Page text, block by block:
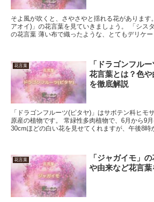
そよ風が吹くと、さやさやと揺れる花があります
アオイ)」の花言葉を見ていきましょう。 「シス
の花言葉 薄い布で織ったような、とてもデリケ
花言葉
「ドラゴンフル
花言葉とは？色
を徹底解説
「ドラゴンフルーツ(ピタヤ)」はサボテン科ヒモ
原産の植物です。 常緑性多肉植物で、6月から9
30cmほどの白い花を見せてくれますが、午後8時
花言葉
「ジャガイモ」
や由来など花言